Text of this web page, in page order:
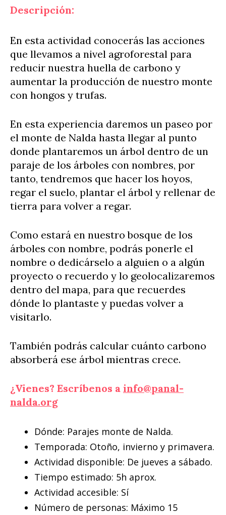
Descripción:
En esta actividad conocerás las acciones
que llevamos a nivel agroforestal para
reducir nuestra huella de carbono y
aumentar la producción de nuestro monte
con hongos y trufas.
En esta experiencia daremos un paseo por
el monte de Nalda hasta llegar al punto
donde plantaremos un árbol dentro de un
paraje de los árboles con nombres, por
tanto, tendremos que hacer los hoyos,
regar el suelo, plantar el árbol y rellenar de
tierra para volver a regar.
Como estará en nuestro bosque de los
árboles con nombre, podrás ponerle el
nombre o dedicárselo a alguien o a algún
proyecto o recuerdo y lo geolocalizaremos
dentro del mapa, para que recuerdes
dónde lo plantaste y puedas volver a
visitarlo.
También podrás calcular cuánto carbono
absorberá ese árbol mientras crece.
¿Vienes? Escríbenos a info@panal-
nalda.org
Dónde: Parajes monte de Nalda.
Temporada: Otoño, invierno y primavera.
Actividad disponible: De jueves a sábado.
Tiempo estimado: 5h aprox.
Actividad accesible: Sí
Número de personas: Máximo 15